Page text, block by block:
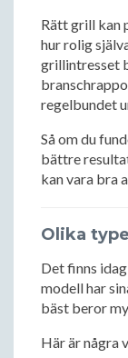
Rätt grill kan
hur rolig
grillintresset
regelbundet
Så om du
bättre
kan vara bra
Olika
Det finns
modell har
bäst beror
Här är några